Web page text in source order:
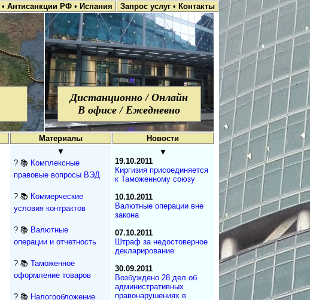
• Антисанкции РФ • Испания Запрос услуг • Контакты
Дистанционно / Онлайн
В офисе / Ежедневно
Материалы Новости
▼
? 📚 Комплексные
правовые вопросы ВЭД
? 📚 Коммерческие
условия контрактов
? 📚 Валютные
операции и отчетность
? 📚 Таможенное
оформление товаров
? 📚 Налогообложение
▼
19.10.2011
Киргизия присоединяется
к Таможенному союзу
10.10.2011
Валютные операции вне
закона
07.10.2011
Штраф за недостоверное
декларирование
30.09.2011
Возбуждено 28 дел об
административных
правонарушениях в